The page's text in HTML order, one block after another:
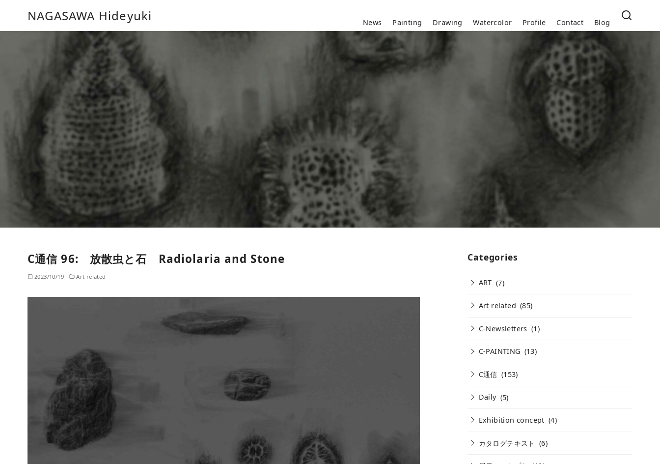
テ
NAGASAWA Hideyuki News Painting Drawing Watercolor Profile Contact Blog
C通信 96: 放散虫と石 Radiolaria and Stone
2023/10/19 Art related
Categories
ART (7)
Art related (85)
C-Newsletters (1)
C-PAINTING (13)
C通信 (153)
Daily (5)
Exhibition concept (4)
カタログテキスト (6)